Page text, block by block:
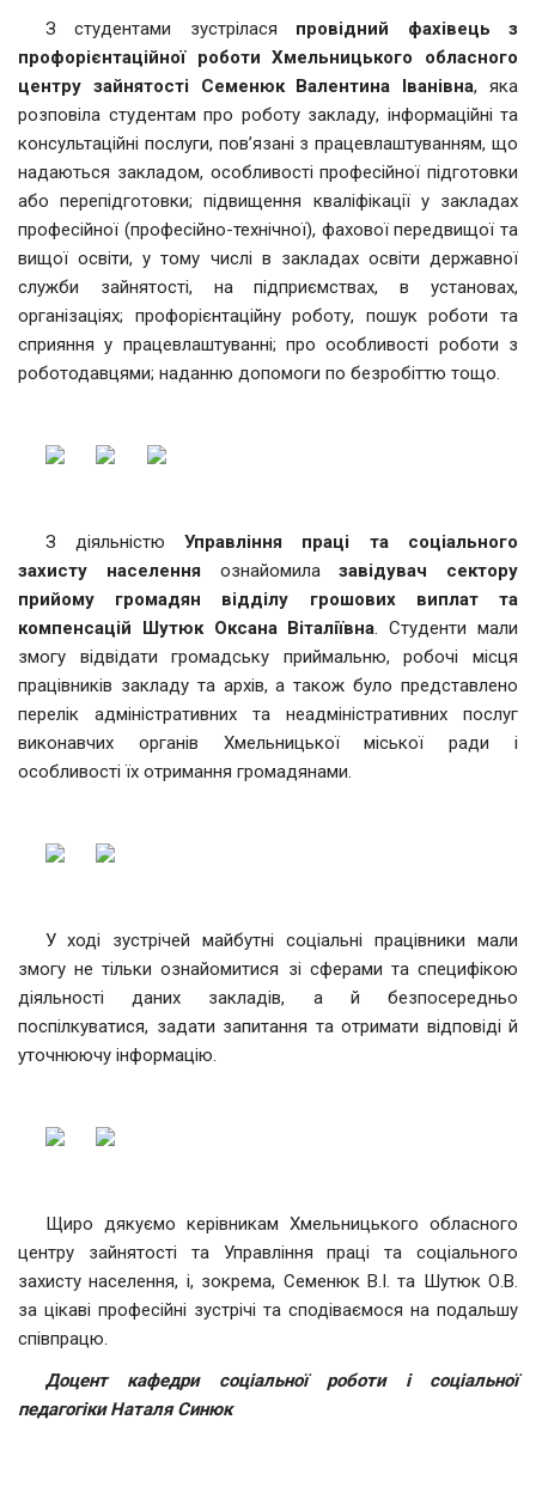
З студентами зустрілася провідний фахівець з
профорієнтаційної роботи Хмельницького обласного
центру зайнятості Семенюк Валентина Іванівна, яка
розповіла студентам про роботу закладу, інформаційні та
консультаційні послуги, пов’язані з працевлаштуванням, що
надаються закладом, особливості професійної підготовки
або перепідготовки; підвищення кваліфікації у закладах
професійної (професійно-технічної), фахової передвищої та
вищої освіти, у тому числі в закладах освіти державної
служби зайнятості, на підприємствах, в установах,
організаціях; профорієнтаційну роботу, пошук роботи та
сприяння у працевлаштуванні; про особливості роботи з
роботодавцями; наданню допомоги по безробіттю тощо.
З діяльністюУправління праці та соціального
захисту населенняознайомилазавідувач сектору
прийому громадян відділу грошових виплат та
компенсацій Шутюк Оксана Віталіївна. Студенти мали
змогу відвідати громадську приймальню, робочі місця
працівників закладу та архів, а також було представлено
перелік адміністративних та неадміністративних послуг
виконавчих органів Хмельницької міської ради і
особливості їх отримання громадянами.
У ході зустрічей майбутні соціальні працівники мали
змогу не тільки ознайомитися зі сферами та специфікою
діяльності даних закладів, а й безпосередньо
поспілкуватися, задати запитання та отримати відповіді й
уточнюючу інформацію.
Щиро дякуємо керівникам Хмельницького обласного
центру зайнятості та Управління праці та соціального
захисту населення, і, зокрема, Семенюк В.І. та Шутюк О.В.
за цікаві професійні зустрічі та сподіваємося на подальшу
співпрацю.
Доцент кафедри соціальної роботи і соціальної
педагогіки Наталя Синюк